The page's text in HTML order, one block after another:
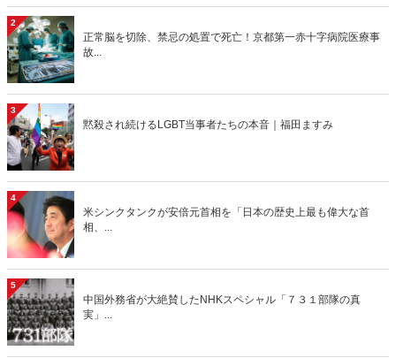
2
正常脳を切除、禁忌の処置で死亡！京都第一赤十字病院医療事
故...
3
黙殺され続けるLGBT当事者たちの本音｜福田ますみ
4
米シンクタンクが安倍元首相を「日本の歴史上最も偉大な首
相、...
5
中国外務省が大絶賛したNHKスペシャル「７３１部隊の真
実」...